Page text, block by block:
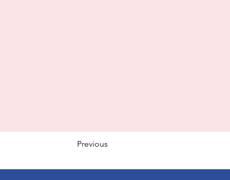
Previous